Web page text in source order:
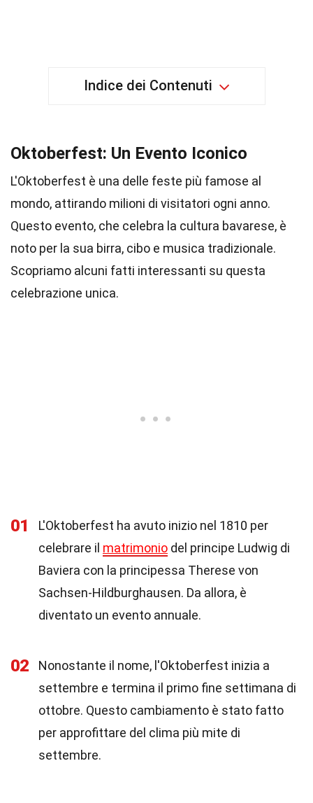
Indice dei Contenuti
Oktoberfest: Un Evento Iconico
L'Oktoberfest è una delle feste più famose al
mondo, attirando milioni di visitatori ogni anno.
Questo evento, che celebra la cultura bavarese, è
noto per la sua birra, cibo e musica tradizionale.
Scopriamo alcuni fatti interessanti su questa
celebrazione unica.
01
L'Oktoberfest ha avuto inizio nel 1810 per
celebrare il matrimonio del principe Ludwig di
Baviera con la principessa Therese von
Sachsen-Hildburghausen. Da allora, è
diventato un evento annuale.
02
Nonostante il nome, l'Oktoberfest inizia a
settembre e termina il primo fine settimana di
ottobre. Questo cambiamento è stato fatto
per approfittare del clima più mite di
settembre.